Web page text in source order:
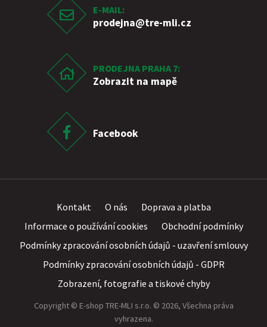
E-MAIL:
prodejna@tre-mli.cz
PRODEJNA PRAHA 7:
Zobrazit na mapě
Facebook
Kontakt O nás
Doprava a platba
Informace o používání cookies
Obchodní podmínky
Podmínky zpracování osobních údajů - uzavření smlouvy
Podmínky zpracování osobních údajů - GDPR
Zobrazení, fotografie a tiskové chyby
Copyright © E-shop TRE-MLI s.r.o. © 2026, Všechna práva
vyhrazena.